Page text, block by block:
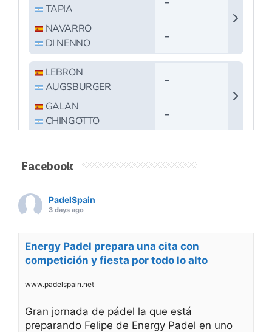
Facebook
PadelSpain
3 days ago
Energy Padel prepara una cita con
competición y fiesta por todo lo alto
www.padelspain.net
Gran jornada de pádel la que está
preparando Felipe de Energy Padel en uno